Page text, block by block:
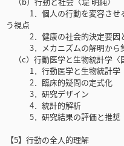
1．個人の行動を変容させる
う視点
2．健康の社会的決定要因
3．メカニズムの解明から
（c）行動医学と生物統計学〈
1．行動医学と生物統計学
2．臨床的疑問の定式化
3．研究デザイン
4．統計的解析
5．研究結果の評価と推奨
【5】行動の全人的理解